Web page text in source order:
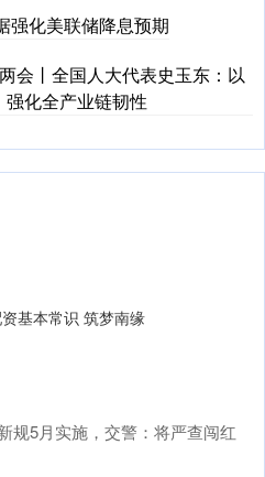
强化美联储降息预期
会丨全国人大代表史玉东：以
化全产业链韧性
基本常识 筑梦南缘
规5月实施，交警：将严查闯红